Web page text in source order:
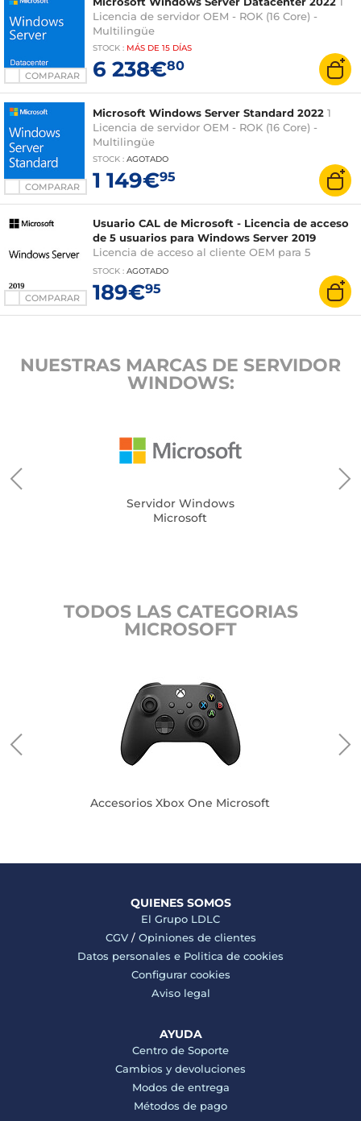
COMPARAR
Licencia de servidor OEM - ROK (16 Core) -
Multilingüe
STOCK : MÁS DE 15 DÍAS
6 238€80
COMPARAR
Microsoft Windows Server Standard 2022 1
Licencia de servidor OEM - ROK (16 Core) -
Multilingüe
STOCK : AGOTADO
1 149€95
COMPARAR
Usuario CAL de Microsoft - Licencia de acceso
de 5 usuarios para Windows Server 2019
Licencia de acceso al cliente OEM para 5
usuarios
STOCK : AGOTADO
189€95
NUESTRAS MARCAS DE SERVIDOR
WINDOWS:
Servidor Windows
Microsoft
TODOS LAS CATEGORIAS
MICROSOFT
Accesorios Xbox One Microsoft
QUIENES SOMOS
El Grupo LDLC
CGV/ Opiniones de clientes
Datos personales e Politica de cookies
Configurar cookies
Aviso legal
AYUDA
Centro de Soporte
Cambios y devoluciones
Modos de entrega
Métodos de pago